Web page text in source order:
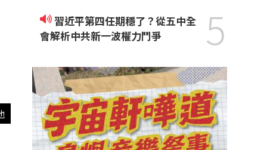
習近平第四任期穩了？從五中全
會解析中共新一波權力鬥爭
5